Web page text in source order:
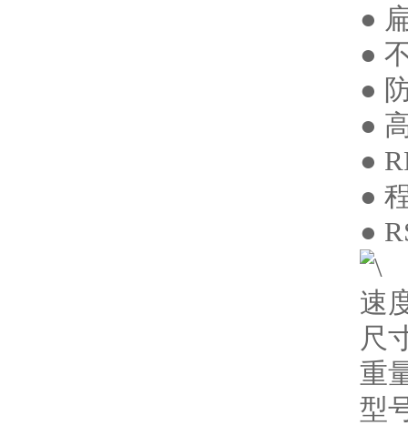
●
●
●
●
●
●
●
速
尺
重
型